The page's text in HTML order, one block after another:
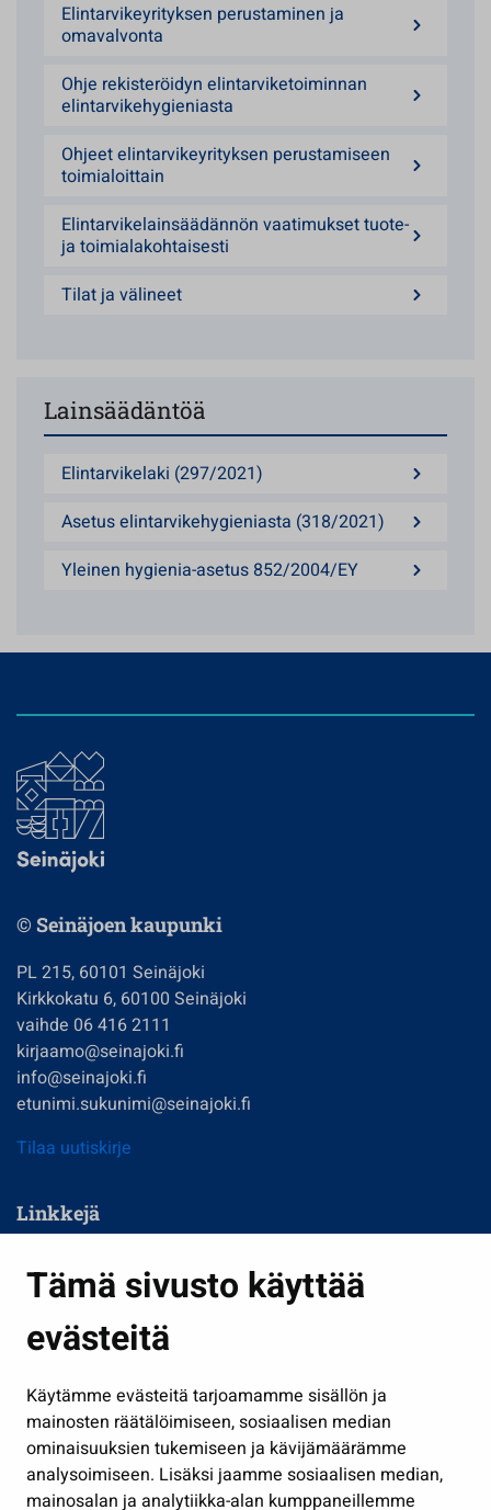
Tämä sivusto käyttää
evästeitä
Käytämme evästeitä tarjoamamme sisällön ja
mainosten räätälöimiseen, sosiaalisen median
ominaisuuksien tukemiseen ja kävijämäärämme
analysoimiseen. Lisäksi jaamme sosiaalisen median,
mainosalan ja analytiikka-alan kumppaneillemme
Elintarvikeyrityksen perustaminen ja
omavalvonta
Ohje rekisteröidyn elintarviketoiminnan
elintarvikehygieniasta
Ohjeet elintarvikeyrityksen perustamiseen
toimialoittain
Elintarvikelainsäädännön vaatimukset tuote-
ja toimialakohtaisesti
Tilat ja välineet
Lainsäädäntöä
Elintarvikelaki (297/2021)
Asetus elintarvikehygieniasta (318/2021)
Yleinen hygienia-asetus 852/2004/EY
© Seinäjoen kaupunki
PL 215, 60101 Seinäjoki
Kirkkokatu 6, 60100 Seinäjoki
vaihde 06 416 2111
kirjaamo@seinajoki.fi
info@seinajoki.fi
etunimi.sukunimi@seinajoki.fi
Tilaa uutiskirje
Linkkejä
Kasvatus ja opetus
Kulttuuri ja liikunta
Työ ja yrittäminen
Osallistu ja asioi
Näytä omat evästeasetukseni